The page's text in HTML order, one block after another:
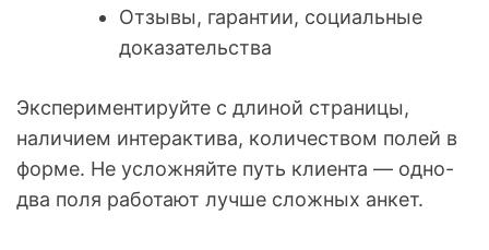
Отзывы, гарантии, социальные
доказательства
Экспериментируйте с длиной страницы,
наличием интерактива, количеством полей в
форме. Не усложняйте путь клиента — одно-
два поля работают лучше сложных анкет.